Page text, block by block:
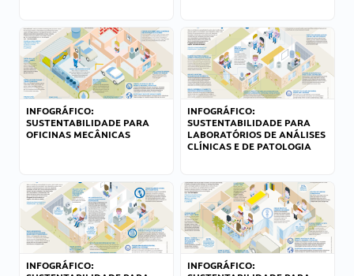
INFOGRÁFICO:
SUSTENTABILIDADE PARA
OFICINAS MECÂNICAS
INFOGRÁFICO:
SUSTENTABILIDADE PARA
LABORATÓRIOS DE ANÁLISES
CLÍNICAS E DE PATOLOGIA
INFOGRÁFICO:
INFOGRÁFICO: